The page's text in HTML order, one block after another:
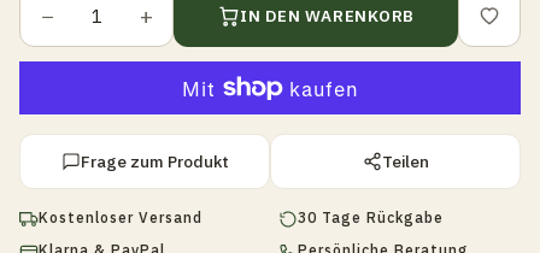
− + IN DEN WARENKORB
Frage zum Produkt Teilen
Kostenloser Versand
30 Tage Rückgabe